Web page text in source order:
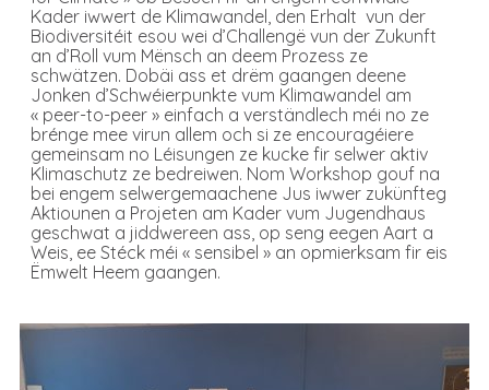
Kader iwwert de Klimawandel, den Erhalt vun der
Biodiversitéit esou wei d’Challengë vun der Zukunft
an d’Roll vum Mënsch an deem Prozess ze
schwätzen. Dobäi ass et drëm gaangen deene
Jonken d’Schwéierpunkte vum Klimawandel am
« peer-to-peer » einfach a verständlech méi no ze
brénge mee virun allem och si ze encouragéiere
gemeinsam no Léisungen ze kucke fir selwer aktiv
Klimaschutz ze bedreiwen. Nom Workshop gouf na
bei engem selwergemaachene Jus iwwer zukünfteg
Aktiounen a Projeten am Kader vum Jugendhaus
geschwat a jiddwereen ass, op seng eegen Aart a
Weis, ee Stéck méi « sensibel » an opmierksam fir eis
Ëmwelt Heem gaangen.